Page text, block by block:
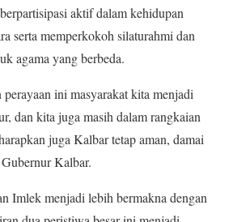
aktif dalam kehidupan
serta memperkokoh silaturahmi dan
agama yang berbeda.
ini masyarakat kita menjadi
dan kita juga masih dalam rangkaian
juga Kalbar tetap aman, damai
Kalbar.
Imlek menjadi lebih bermakna dengan